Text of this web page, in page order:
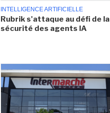
INTELLIGENCE ARTIFICIELLE
Rubrik s'attaque au défi de la
sécurité des agents IA